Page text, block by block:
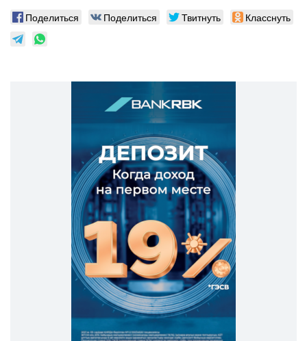
Поделиться Поделиться Твитнуть Класснуть